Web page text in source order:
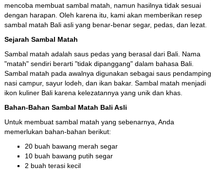
mencoba membuat sambal matah, namun hasilnya tidak sesuai
dengan harapan. Oleh karena itu, kami akan memberikan resep
sambal matah Bali asli yang benar-benar segar, pedas, dan lezat.
Sejarah Sambal Matah
Sambal matah adalah saus pedas yang berasal dari Bali. Nama
"matah" sendiri berarti "tidak dipanggang" dalam bahasa Bali.
Sambal matah pada awalnya digunakan sebagai saus pendamping
nasi campur, sayur lodeh, dan ikan bakar. Sambal matah menjadi
ikon kuliner Bali karena kelezatannya yang unik dan khas.
Bahan-Bahan Sambal Matah Bali Asli
Untuk membuat sambal matah yang sebenarnya, Anda
memerlukan bahan-bahan berikut:
20 buah bawang merah segar
10 buah bawang putih segar
2 buah terasi kecil